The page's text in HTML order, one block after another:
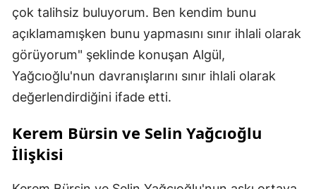
çok talihsiz buluyorum. Ben kendim bunu
açıklamamışken bunu yapmasını sınır ihlali olarak
görüyorum" şeklinde konuşan Algül,
Yağcıoğlu'nun davranışlarını sınır ihlali olarak
değerlendirdiğini ifade etti.
Kerem Bürsin ve Selin Yağcıoğlu
İlişkisi